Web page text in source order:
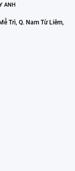
ANH
Trì, Q. Nam Từ Liêm,